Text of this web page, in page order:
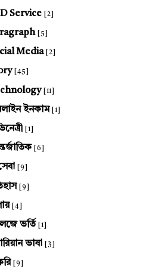
Service [2]
[5]
Media [2]
[45]
[11]
ইনকাম [1]
[1]
[6]
[9]
[9]
[4]
ভর্তি [1]
ভাষা [3]
[9]